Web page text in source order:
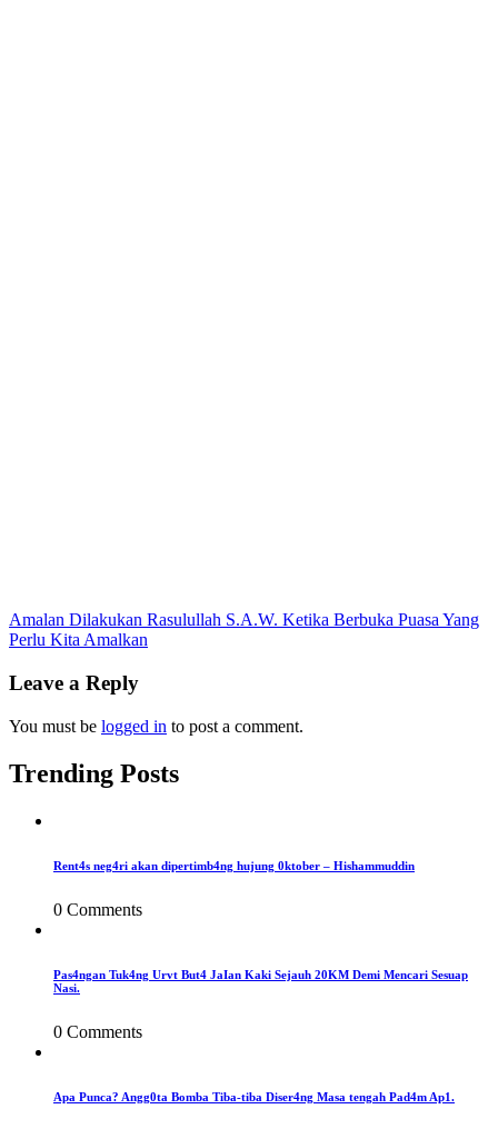
Post
navigation
Amalan Dilakukan Rasulullah S.A.W. Ketika Berbuka Puasa Yang
Perlu Kita Amalkan
Leave a Reply
You must be logged in to post a comment.
Trending Posts
Rent4s neg4ri akan dipertimb4ng hujung 0ktober – Hishammuddin
0 Comments
Pas4ngan Tuk4ng Urvt But4 JaIan Kaki Sejauh 20KM Demi Mencari Sesuap
Nasi.
0 Comments
Apa Punca? Angg0ta Bomba Tiba-tiba Diser4ng Masa tengah Pad4m Ap1.